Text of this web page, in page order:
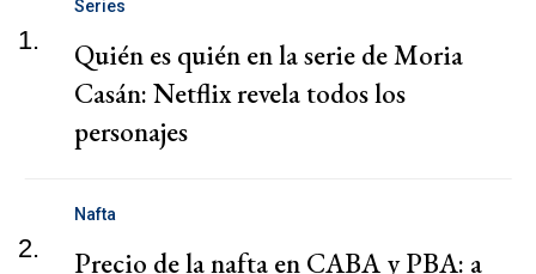
1.
Series
Quién es quién en la serie de Moria
Casán: Netflix revela todos los
personajes
2.
Nafta
Precio de la nafta en CABA y PBA: a